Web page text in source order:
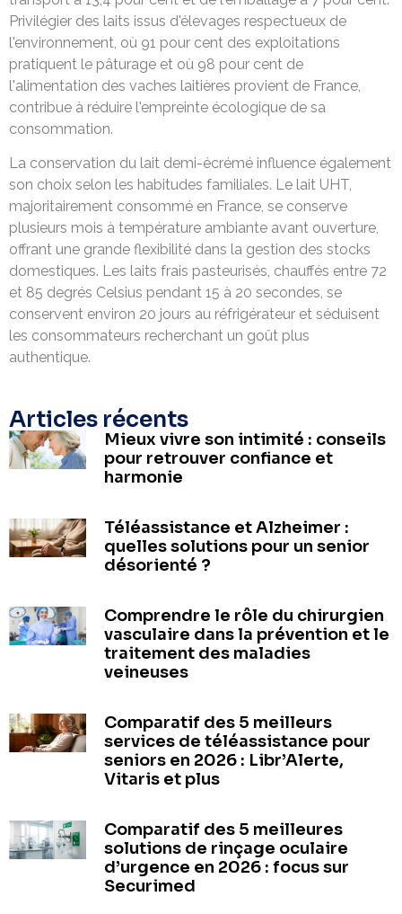
Privilégier des laits issus d'élevages respectueux de
l'environnement, où 91 pour cent des exploitations
pratiquent le pâturage et où 98 pour cent de
l'alimentation des vaches laitières provient de France,
contribue à réduire l'empreinte écologique de sa
consommation.
La conservation du lait demi-écrémé influence également
son choix selon les habitudes familiales. Le lait UHT,
majoritairement consommé en France, se conserve
plusieurs mois à température ambiante avant ouverture,
offrant une grande flexibilité dans la gestion des stocks
domestiques. Les laits frais pasteurisés, chauffés entre 72
et 85 degrés Celsius pendant 15 à 20 secondes, se
conservent environ 20 jours au réfrigérateur et séduisent
les consommateurs recherchant un goût plus
authentique.
Articles récents
Mieux vivre son intimité : conseils
pour retrouver confiance et
harmonie
Téléassistance et Alzheimer :
quelles solutions pour un senior
désorienté ?
Comprendre le rôle du chirurgien
vasculaire dans la prévention et le
traitement des maladies
veineuses
Comparatif des 5 meilleurs
services de téléassistance pour
seniors en 2026 : Libr’Alerte,
Vitaris et plus
Comparatif des 5 meilleures
solutions de rinçage oculaire
d’urgence en 2026 : focus sur
Securimed